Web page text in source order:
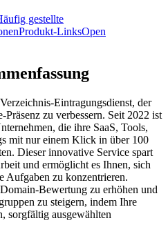
gestellte
Produkt-LinksOpen
Eintragungsdienst, der
zu verbessern. Seit 2022 ist
die ihre SaaS, Tools,
mit nur einem Klick in über 100
Dieser innovative Service spart
und ermöglicht es Ihnen, sich
Aufgaben zu konzentrieren.
Bewertung zu erhöhen und
zu steigern, indem Ihre
sorgfältig ausgewählten